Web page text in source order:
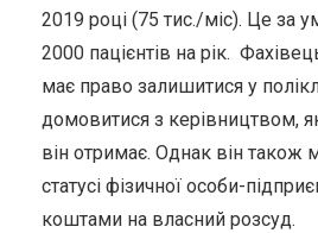
2019 році (75 тис./міс). Це за
2000 пацієнтів на рік.
має право залишитися у
домовитися з керівництвом,
він отримає. Однак він
статусі фізичної особи-
коштами на власний розсуд.